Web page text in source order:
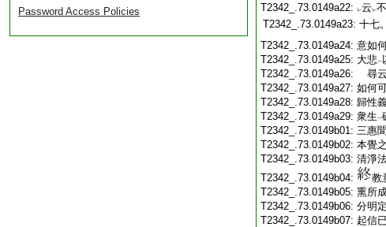
Password Access Policies
T2342_.73.0149a22:
レ云 レ不
T2342_.73.0149a23: 十七
T2342_.73.0149a24: 意如
T2342_.73.0149a25: 大悲一
T2342_.73.0149a26:
尋云
T2342_.73.0149a27: 如何
T2342_.73.0149a28: 歸性
T2342_.73.0149a29: 衆生一
T2342_.73.0149b01: 三惠
T2342_.73.0149b02: 本覺
T2342_.73.0149b03: 清淨
T2342_.73.0149b04:
教
T2342_.73.0149b05: 熏所
T2342_.73.0149b06: 分明
T2342_.73.0149b07: 起信